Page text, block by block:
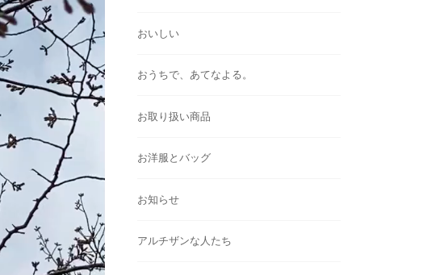
おいしい
おうちで、あてなよる。
お取り扱い商品
お洋服とバッグ
お知らせ
アルチザンな人たち